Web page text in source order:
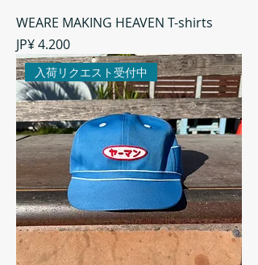
WEARE MAKING HEAVEN T-shirts
Preço
JP¥ 4.200
入荷リクエスト受付中